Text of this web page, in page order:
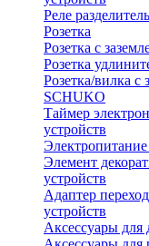
Реле
Розетка
Розетка с
Розетка
Розетка/вилка с
SCHUKO
Таймер
устройств
Элемент
устройств
Адаптер
устройств
Аксессуары для